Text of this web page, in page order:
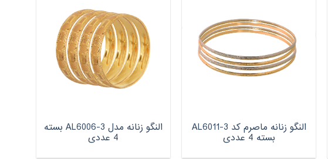
النگو زنانه ماصرم کد AL6011-3
بسته 4 عددی
النگو زنانه مدل AL6006-3 بسته
4 عددی